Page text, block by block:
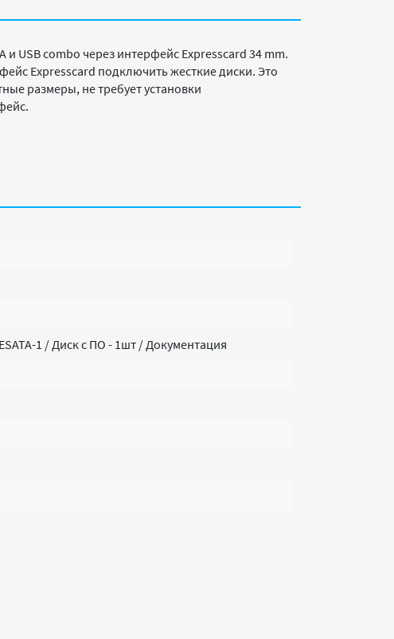
USB combo через интерфейс Expresscard 34 mm.
Expresscard подключить жесткие диски. Это
размеры, не требует установки
1 / Диск с ПО - 1шт / Документация